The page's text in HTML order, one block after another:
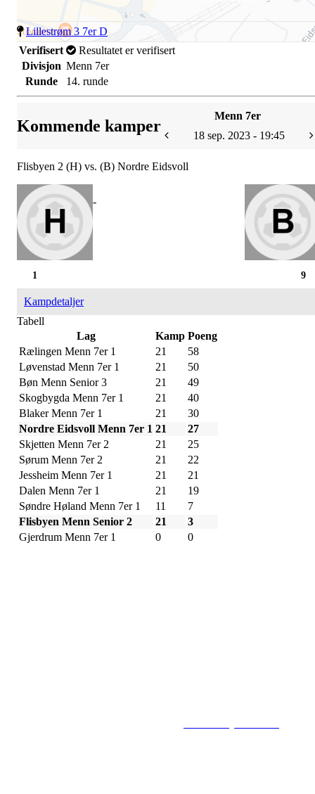
Lillestrøm 3 7er D
Verifisert
Resultatet er verifisert
Divisjon Menn 7er
Runde
14. runde
Kommende kamper
Menn 7er
18 sep. 2023 - 19:45
Flisbyen 2 (H) vs. (B) Nordre Eidsvoll
-
9
1
Kampdetaljer
Tabell
Lag
Kamp Poeng
Rælingen Menn 7er 1
21
58
Løvenstad Menn 7er 1
21
50
Bøn Menn Senior 3
21
49
Skogbygda Menn 7er 1
21
40
Blaker Menn 7er 1
21
30
Nordre Eidsvoll Menn 7er 1 21
27
Skjetten Menn 7er 2
21
25
Sørum Menn 7er 2
21
22
Jessheim Menn 7er 1
21
21
Dalen Menn 7er 1
21
19
Søndre Høland Menn 7er 1
11
7
Flisbyen Menn Senior 2
21
3
Gjerdrum Menn 7er 1
0 0